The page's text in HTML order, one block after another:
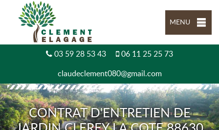
MENU
03 59 28 53 43 06 11 25 25 73
claudeclement080@gmail.com
CONTRAT D'ENTRETIEN DE